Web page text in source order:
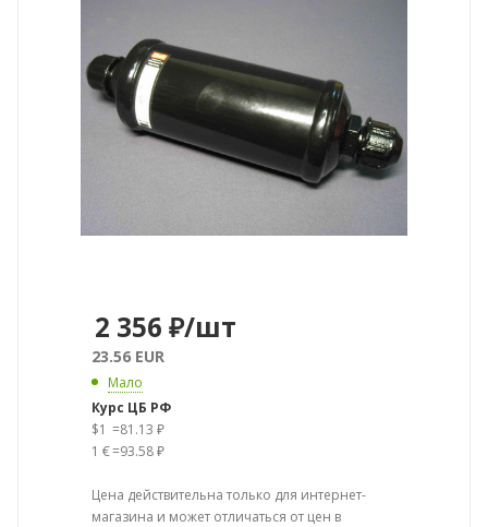
2 356 ₽/шт
23.56 EUR
Мало
Курс ЦБ РФ
$1 =81.13 ₽
1 €=93.58 ₽
Цена действительна только для интернет-
магазина и может отличаться от цен в